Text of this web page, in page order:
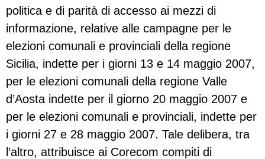
politica e di parità di accesso ai mezzi di
informazione, relative alle campagne per le
elezioni comunali e provinciali della regione
Sicilia, indette per i giorni 13 e 14 maggio 2007,
per le elezioni comunali della regione Valle
d’Aosta indette per il giorno 20 maggio 2007 e
per le elezioni comunali e provinciali, indette per
i giorni 27 e 28 maggio 2007. Tale delibera, tra
l’altro, attribuisce ai Corecom compiti di